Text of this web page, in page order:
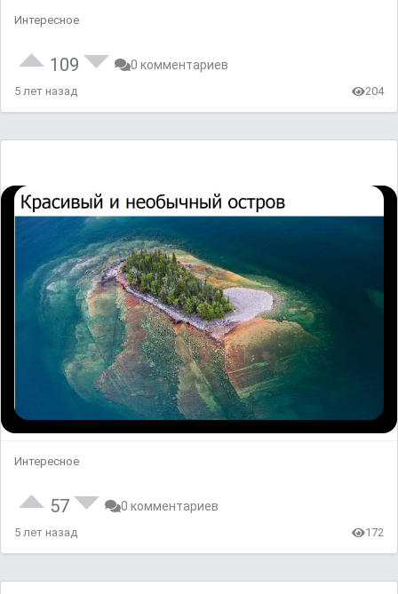
Интересное
109 0 комментариев
5 лет назад 204
Интересное
57 0 комментариев
5 лет назад 172